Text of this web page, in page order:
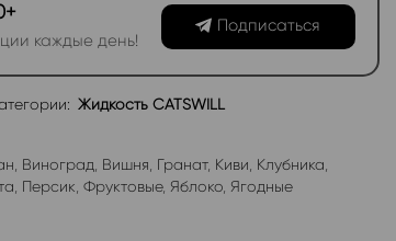
каждые день!
Подписаться
Жидкость CATSWILL
Виноград Вишня Гранат, Киви Клубника
Персик Фруктовые, Яблоко, Ягодные